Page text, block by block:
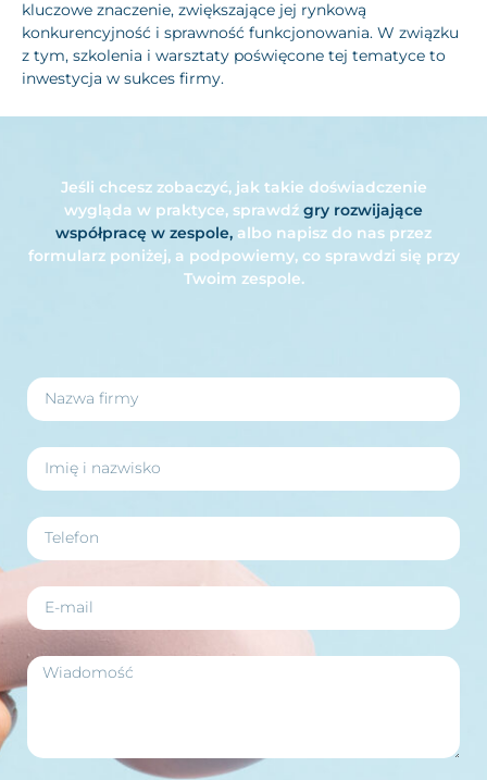
kluczowe znaczenie, zwiększające jej rynkową
konkurencyjność i sprawność funkcjonowania. W związku
z tym, szkolenia i warsztaty poświęcone tej tematyce to
inwestycja w sukces firmy.
Jeśli chcesz zobaczyć, jak takie doświadczenie
wygląda w praktyce, sprawdź gry rozwijające
współpracę w zespole, albo napisz do nas przez
formularz poniżej, a podpowiemy, co sprawdzi się przy
Twoim zespole.